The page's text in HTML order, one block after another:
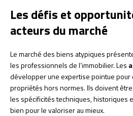
Les défis et
acteurs du marché
Le marché des biens atypiques
les professionnels de l’immobilier. Les
développer une expertise pointue pour
propriétés hors normes. Ils doivent
les spécificités techniques, historiques
bien pour le valoriser au mieux.